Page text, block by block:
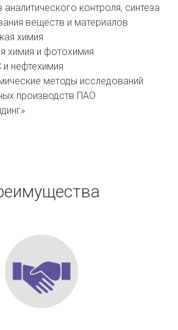
контроля, синтеза
веществ и материалов
химия
химия и фотохимия
нефтехимия
методы исследований
производств ПАО